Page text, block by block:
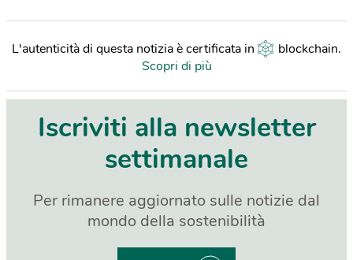
L'autenticità di questa notizia è certificata in blockchain.
Scopri di più
Iscriviti alla newsletter
settimanale
Per rimanere aggiornato sulle notizie dal
mondo della sostenibilità